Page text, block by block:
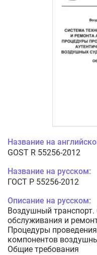
Название на
GOST R 55256-2012
Название на русском:
ГОСТ Р 55256-2012
Описание на русском:
Воздушный транспорт.
обслуживания и
Процедуры
компонентов
Общие требования